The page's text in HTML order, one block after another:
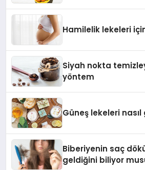
Hamilelik lekeleri
Siyah nokta
yöntem
Güneş lekeleri nasıl
Biberiyenin saç
geldiğini biliyor